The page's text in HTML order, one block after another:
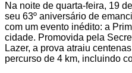
Na noite de quarta-feira, 19
seu 63º aniversário de
com um evento inédito: a
cidade. Promovida pela
Lazer, a prova atraiu
percurso de 4 km, incluindo